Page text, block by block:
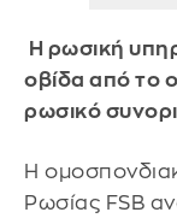
Η ρωσική
οβίδα από το
ρωσικό
Η
Ρωσίας FSB